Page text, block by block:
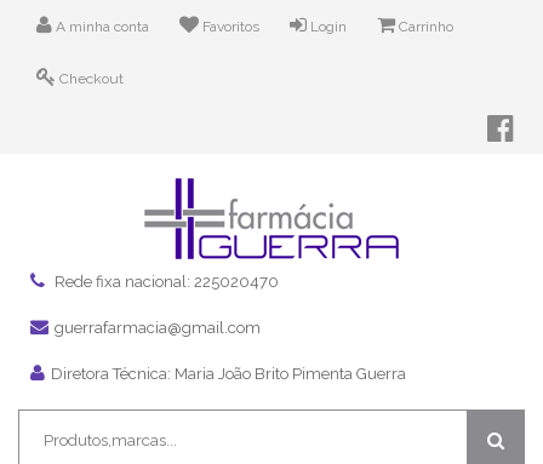
A minha conta Favoritos Login Carrinho
Checkout
Rede fixa nacional: 225020470
guerrafarmacia@gmail.com
Diretora Técnica: Maria João Brito Pimenta Guerra